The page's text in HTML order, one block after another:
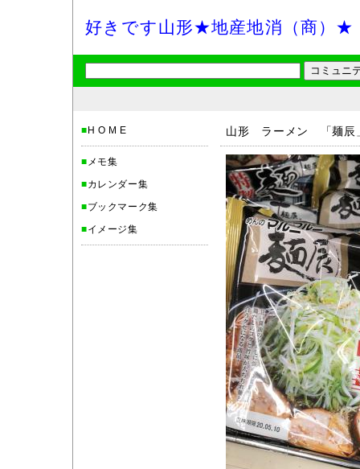
好きです山形★地産地消（商）★
■ H O M E
■ メモ集
■カレンダー集
■ブックマーク集
■イメージ集
山形 ラーメン 「麺辰